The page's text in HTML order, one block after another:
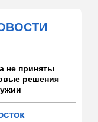
не приняты
решения